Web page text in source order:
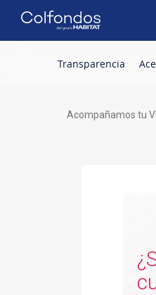
Transparencia
Acompañamos tu
¿Sabes qué es Gestión